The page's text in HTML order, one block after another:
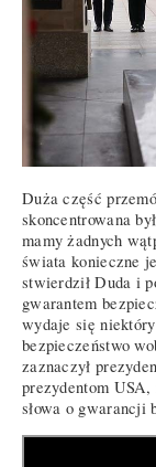
Duża część
skoncentrowana
mamy żadnych
świata konieczne
stwierdził Duda i
gwarantem
wydaje się
bezpieczeństwo
zaznaczył
prezydentom
słowa o gwarancji